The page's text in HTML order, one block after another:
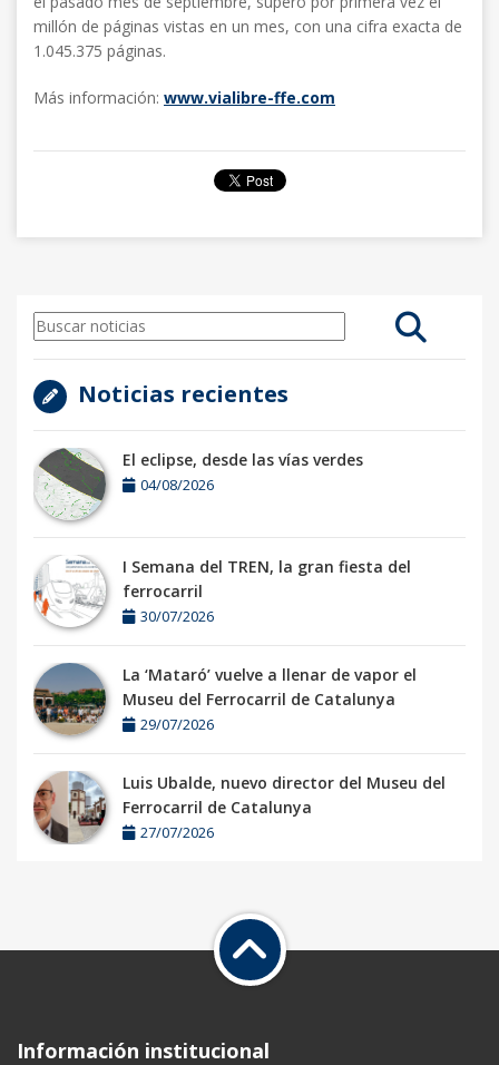
millón de páginas vistas en un mes, con una cifra exacta de
1.045.375 páginas.
Más información: www.vialibre-ffe.com
Noticias recientes
El eclipse, desde las vías verdes
04/08/2026
I Semana del TREN, la gran fiesta del
ferrocarril
30/07/2026
La ‘Mataró’ vuelve a llenar de vapor el
Museu del Ferrocarril de Catalunya
29/07/2026
Luis Ubalde, nuevo director del Museu del
Ferrocarril de Catalunya
27/07/2026
Información institucional